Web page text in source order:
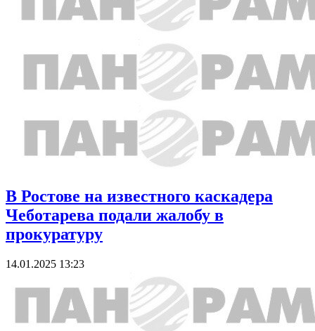
В Ростове на известного каскадера
Чеботарева подали жалобу в
прокуратуру
14.01.2025 13:23